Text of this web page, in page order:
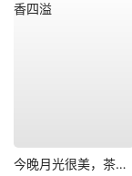
今晚月光很美，茶香四溢